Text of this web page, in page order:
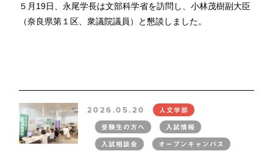
５月19日、永尾学長は文部科学省を訪問し、小林茂樹副大臣
（奈良県第１区、衆議院議員）と懇談しました。
2026.05.20 人文学部
受験生の方へ 入試情報
入試相談会 オープンキャンパス